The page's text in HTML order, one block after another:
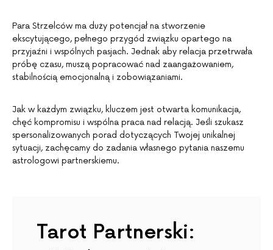
Para Strzelców ma duży potencjał na stworzenie
ekscytującego, pełnego przygód związku opartego na
przyjaźni i wspólnych pasjach. Jednak aby relacja przetrwała
próbę czasu, muszą popracować nad zaangażowaniem,
stabilnością emocjonalną i zobowiązaniami.
Jak w każdym związku, kluczem jest otwarta komunikacja,
chęć kompromisu i wspólna praca nad relacją. Jeśli szukasz
spersonalizowanych porad dotyczących Twojej unikalnej
sytuacji, zachęcamy do zadania własnego pytania naszemu
astrologowi partnerskiemu.
Tarot Partnerski: